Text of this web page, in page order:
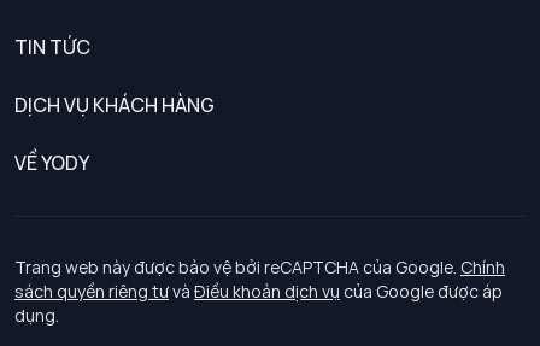
TIN TỨC
DỊCH VỤ KHÁCH HÀNG
Chính sách khách hàng thân thiết
Chính sách bảo vệ dữ liệu cá nhân
Chính sách thanh toán, giao nhận
VỀ YODY
Tuyển dụng
Trang web này được bảo vệ bởi reCAPTCHA của Google. Chính
sách quyền riêng tưvà Điều khoản dịch vụ của Google được áp
dụng.